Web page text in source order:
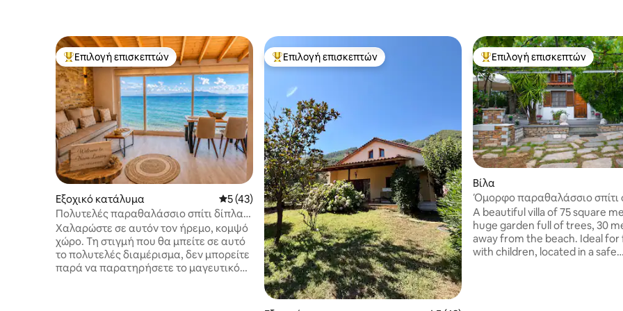
Κορυφαία επιλογή επισκεπτών
Επιλογή επισκεπτών
Εξοχικό κατάλυμα Μέση βαθμολογία: 5 στα 5, 43 κριτικές
5 (43)
Πολυτελές παραθαλάσσιο σπίτι δίπλα
στο νερό: "Navis Luxury"
Χαλαρώστε σε αυτόν τον ήρεμο, κομψό
χώρο. Τη στιγμή που θα μπείτε σε αυτό
το πολυτελές διαμέρισμα, δεν μπορείτε
παρά να παρατηρήσετε το μαγευτικό
Κορυφαία επιλογή επισκεπτών
Επιλογή επισκεπτών Κορυφαία επιλογή επισκεπτών
Επιλογή επισκεπτών
Βίλα
Όμορφο παραθαλάσσιο σπίτι
κόλπο του Γλυφονερίου,
A beautiful villa of 75 square
huge garden full of trees, 30
away from the beach. Ideal for
with children, located in a safe